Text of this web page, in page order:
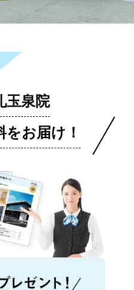
玉泉院
お届け！